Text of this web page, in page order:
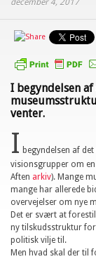
december 4, 2017
I begyndelsen
venter.
I begyndelsen af
visionsgrupper om
Aften arkiv). Mange
mange har allerede
overvejelser om nye
Det er svært at
ny tilskudsstruktur
politisk vilje til.
Men hvad skal der til